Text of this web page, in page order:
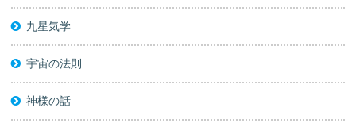
九星気学
宇宙の法則
神様の話